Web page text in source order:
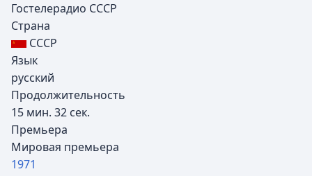
Гостелерадио СССР
Страна
СССР
Язык
русский
Продолжительность
15 мин. 32 сек.
Премьера
Мировая премьера
1971